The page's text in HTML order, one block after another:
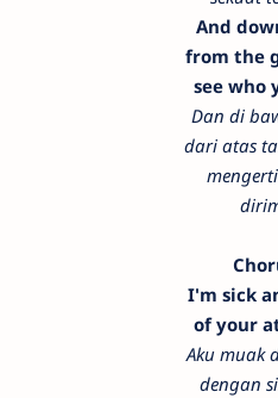
And
from the
see who
Dan di
dari atas
I'm sick
of your
Aku muak
dengan